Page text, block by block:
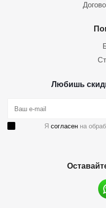
Любишь
Я согласен на